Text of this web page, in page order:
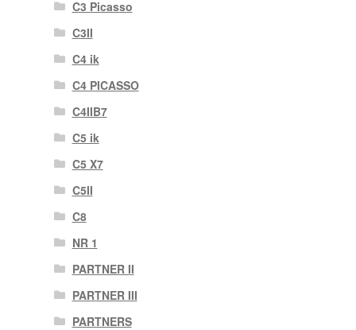
C3 Picasso
C3II
C4 ik
C4 PICASSO
C4IIB7
C5 ik
C5 X7
C5II
C8
NR 1
PARTNER II
PARTNER III
PARTNERS